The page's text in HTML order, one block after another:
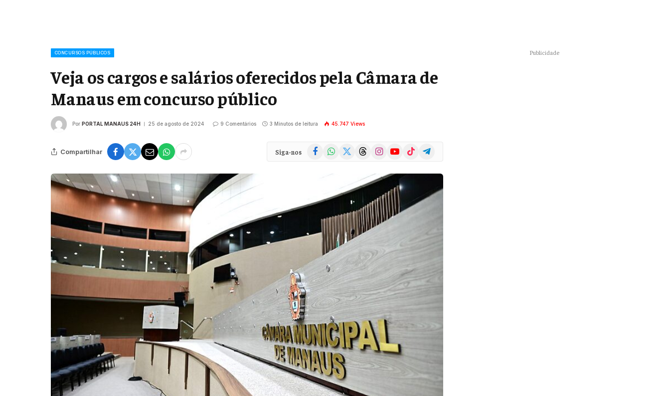
CONCURSOS PÚBLICOS
Veja os cargos e salários oferecidos pela Câmara de
Manaus em concurso público
Por PORTAL MANAUS 24H 25 de agosto de 2024 9 Comentários 3 Minutos de leitura 45.747 Views
Compartilhar Siga-nos FacebookWhatsApp ThreadsInstagramYouTubeTikTok Telegram
Publicidade